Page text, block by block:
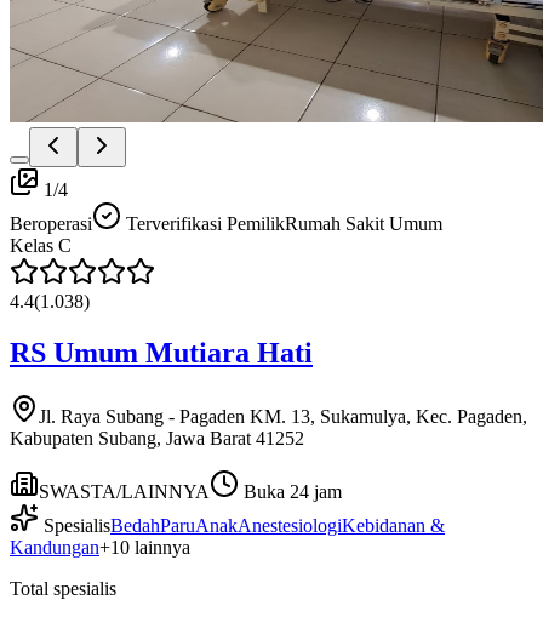
1/4
Beroperasi
Terverifikasi PemilikRumah Sakit Umum
Kelas C
4.4(1.038)
RS Umum Mutiara Hati
Jl. Raya Subang - Pagaden KM. 13, Sukamulya, Kec. Pagaden,
Kabupaten Subang, Jawa Barat 41252
SWASTA/LAINNYA
Buka 24 jam
SpesialisBedahParuAnakAnestesiologiKebidanan &
Kandungan+10 lainnya
Total spesialis